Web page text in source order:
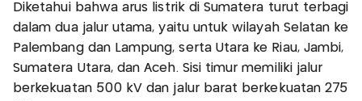
Diketahui bahwa arus listrik di Sumatera turut terbagi
dalam dua jalur utama, yaitu untuk wilayah Selatan ke
Palembang dan Lampung, serta Utara ke Riau, Jambi,
Sumatera Utara, dan Aceh. Sisi timur memiliki jalur
berkekuatan 500 kV dan jalur barat berkekuatan 275